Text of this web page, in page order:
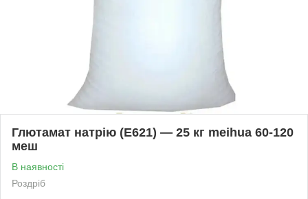
Глютамат натрію (Е621) — 25 кг meihua 60-120
меш
В наявності
Роздріб